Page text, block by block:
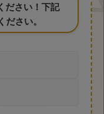
ださい！下記
さい。